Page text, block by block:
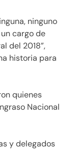
ninguno
cargo de
del 2018”,
historia para
quienes
Nacional
y delegados